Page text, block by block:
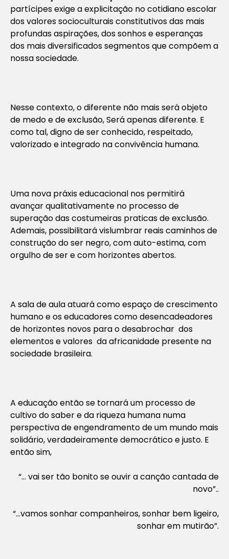
partícipes exige a explicitação no cotidiano escolar
dos valores socioculturais constitutivos das mais
profundas aspirações, dos sonhos e esperanças
dos mais diversificados segmentos que compõem a
nossa sociedade.
Nesse contexto, o diferente não mais será objeto
de medo e de exclusão, Será apenas diferente. E
como tal, digno de ser conhecido, respeitado,
valorizado e integrado na convivência humana.
Uma nova práxis educacional nos permitirá
avançar qualitativamente no processo de
superação das costumeiras praticas de exclusão.
Ademais, possibilitará vislumbrar reais caminhos de
construção do ser negro, com auto-estima, com
orgulho de ser e com horizontes abertos.
A sala de aula atuará como espaço de crescimento
humano e os educadores como desencadeadores
de horizontes novos para o desabrochar dos
elementos e valores da africanidade presente na
sociedade brasileira.
A educação então se tornará um processo de
cultivo do saber e da riqueza humana numa
perspectiva de engendramento de um mundo mais
solidário, verdadeiramente democrático e justo. E
então sim,
“… vai ser tão bonito se ouvir a canção cantada de
novo”..
“…vamos sonhar companheiros, sonhar bem ligeiro,
sonhar em mutirão”.